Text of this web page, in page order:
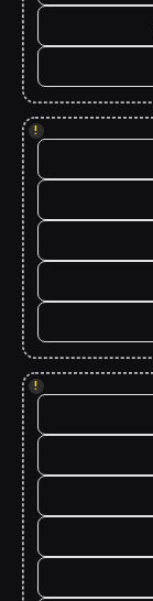
!
!